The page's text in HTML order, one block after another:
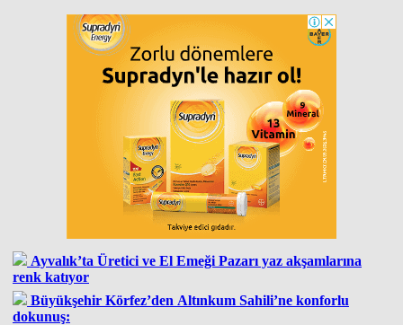
Ayvalık’ta Üretici ve El Emeği Pazarı yaz akşamlarına
renk katıyor
Büyükşehir Körfez’den Altınkum Sahili’ne konforlu
dokunuş: